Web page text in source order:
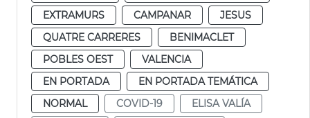
EXTRAMURS
CAMPANAR
JESUS
QUATRE CARRERES
BENIMACLET
POBLES OEST
VALENCIA
EN PORTADA
EN PORTADA TEMÁTICA
NORMAL
COVID-19
ELISA VALÍA